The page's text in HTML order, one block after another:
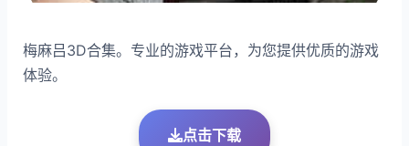
梅麻吕3D合集。专业的游戏平台，为您提供优质的游戏
体验。
点击下载